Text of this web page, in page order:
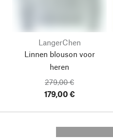
LangerChen
Linnen blouson voor
heren
279,00 €
179,00 €